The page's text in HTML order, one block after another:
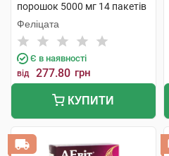
порошок 5000 мг 14 пакетів
Феліцата
Є в наявності
від 277.80 грн
КУПИТИ